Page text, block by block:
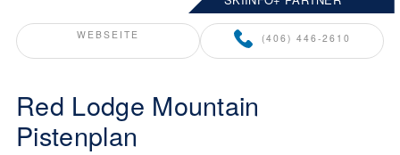
WEBSEITE (406) 446-2610
Red Lodge Mountain
Pistenplan